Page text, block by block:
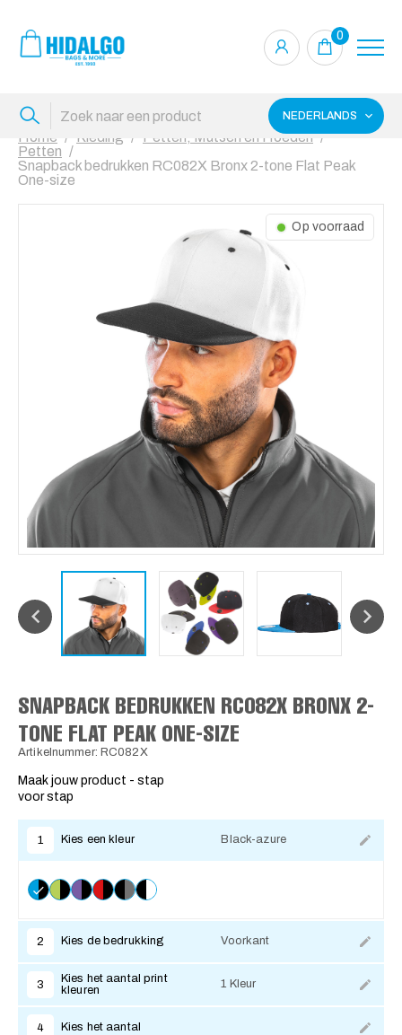
0
NEDERLANDS
Home Kleding
Petten, Mutsen en Hoeden
Petten
Snapback bedrukken RC082X Bronx 2-tone Flat Peak
One-size
Op voorraad
SNAPBACK BEDRUKKEN RC082X BRONX 2-
TONE FLAT PEAK ONE-SIZE
Artikelnummer: RC082X
Maak jouw product - stap
voor stap
1 Kies een kleur Black-azure
2 Kies de bedrukking Voorkant
3
Kies het aantal print
kleuren
1 Kleur
4 Kies het aantal